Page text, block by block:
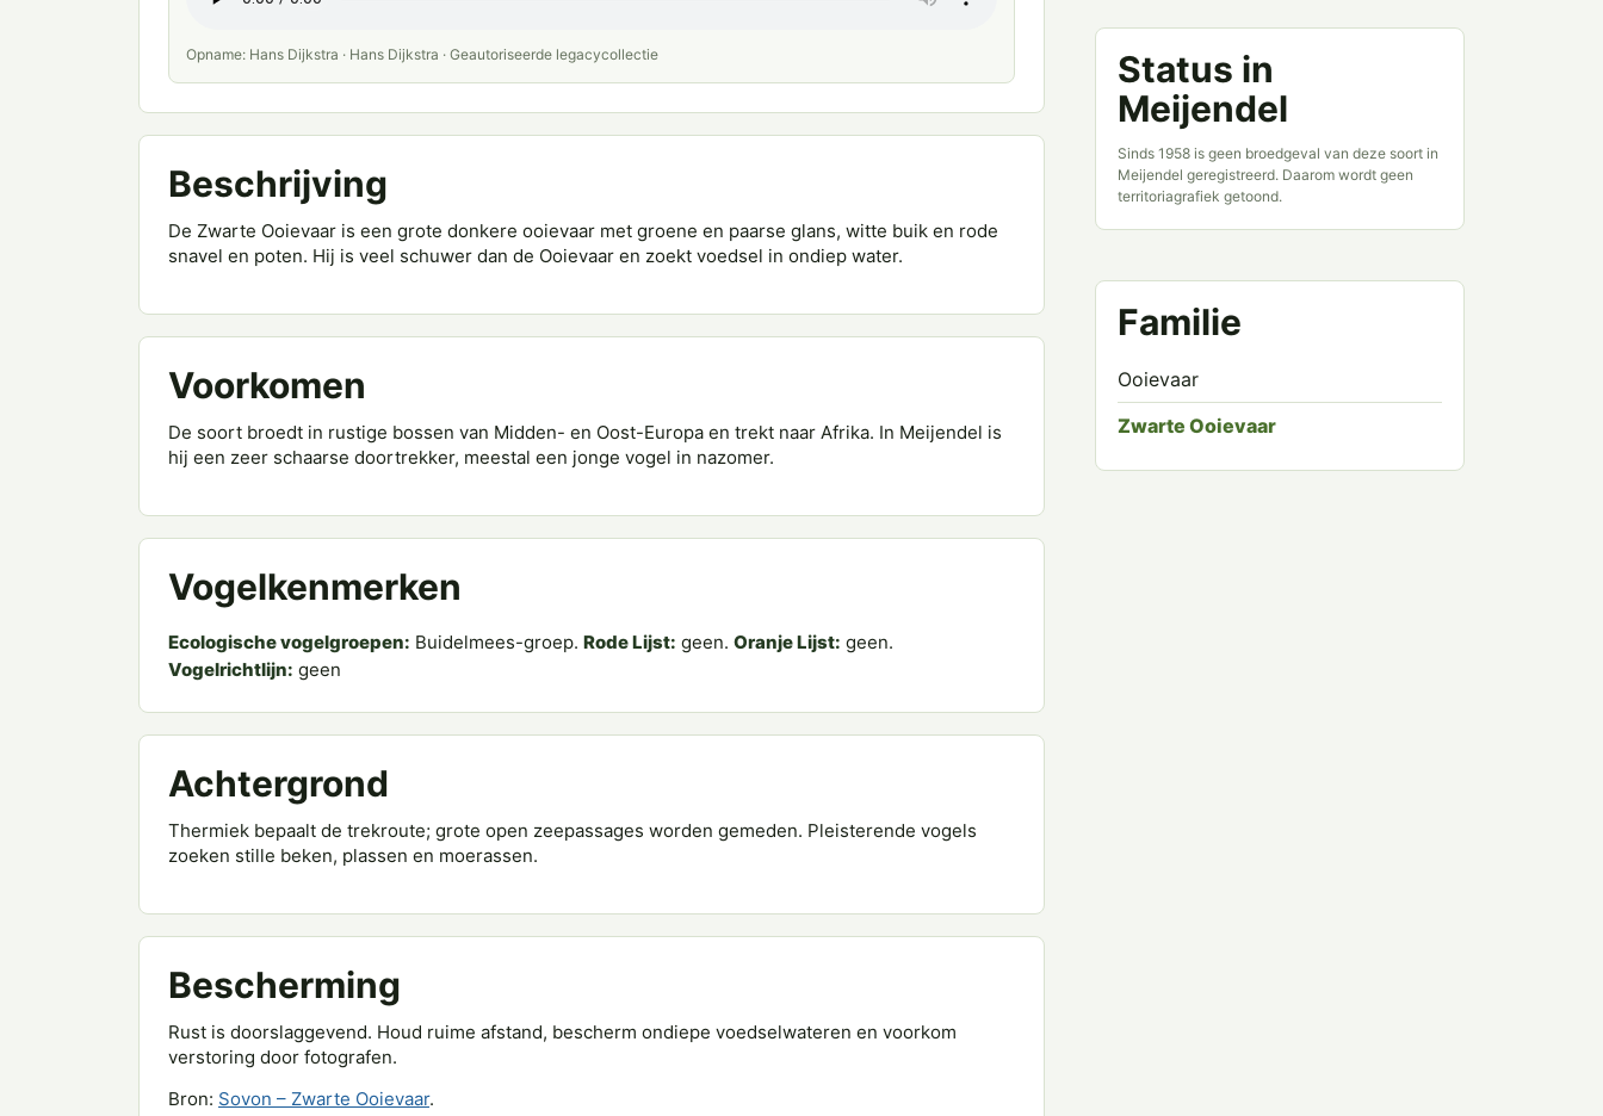
Opname: Hans Dijkstra · Hans Dijkstra · Geautoriseerde legacycollectie
Beschrijving
De Zwarte Ooievaar is een grote donkere ooievaar met groene en paarse glans, witte buik en rode
snavel en poten. Hij is veel schuwer dan de Ooievaar en zoekt voedsel in ondiep water.
Voorkomen
De soort broedt in rustige bossen van Midden- en Oost-Europa en trekt naar Afrika. In Meijendel is
hij een zeer schaarse doortrekker, meestal een jonge vogel in nazomer.
Vogelkenmerken
Ecologische vogelgroepen: Buidelmees-groep. Rode Lijst: geen. Oranje Lijst: geen.
Vogelrichtlijn: geen
Achtergrond
Thermiek bepaalt de trekroute; grote open zeepassages worden gemeden. Pleisterende vogels
zoeken stille beken, plassen en moerassen.
Bescherming
Rust is doorslaggevend. Houd ruime afstand, bescherm ondiepe voedselwateren en voorkom
verstoring door fotografen.
Bron: Sovon – Zwarte Ooievaar.
Status in
Meijendel
Sinds 1958 is geen broedgeval van deze soort in
Meijendel geregistreerd. Daarom wordt geen
territoriagrafiek getoond.
Familie
Ooievaar
Zwarte Ooievaar